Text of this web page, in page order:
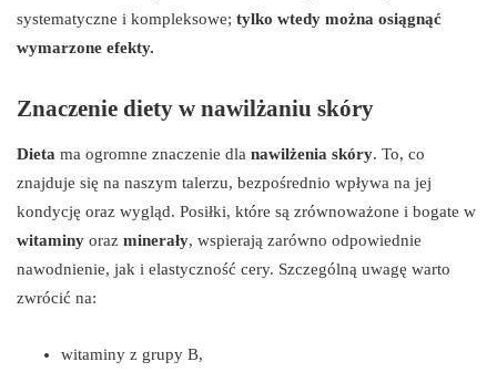
systematyczne i kompleksowe; tylko wtedy można osiągnąć
wymarzone efekty.
Znaczenie diety w nawilżaniu skóry
Dieta ma ogromne znaczenie dla nawilżenia skóry. To, co
znajduje się na naszym talerzu, bezpośrednio wpływa na jej
kondycję oraz wygląd. Posiłki, które są zrównoważone i bogate w
witaminy oraz minerały, wspierają zarówno odpowiednie
nawodnienie, jak i elastyczność cery. Szczególną uwagę warto
zwrócić na:
witaminy z grupy B,